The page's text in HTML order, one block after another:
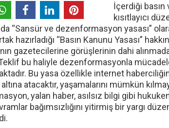
İçerdiği
kısıtlayıcı
“Sansür ve dezenformasyon yasası”
hazırladığı “Basın Kanunu Yasası”
gazetecilerine görüşlerinin dahi
bu haliyle dezenformasyonla
Bu yasa özellikle internet
atacaktır, yaşamalarını mümkün
yalan haber, asılsız bilgi gibi
bağımsızlığını yitirmiş bir yargı